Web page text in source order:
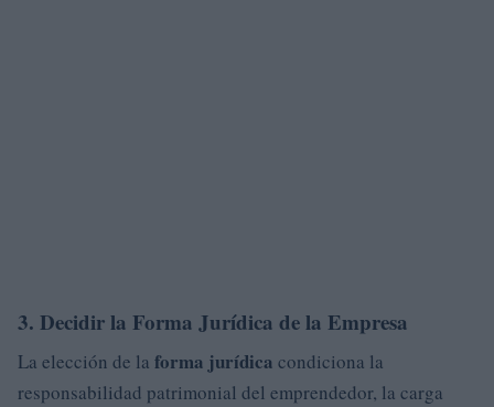
3. Decidir la Forma Jurídica de la Empresa
La elección de la forma jurídica condiciona la
responsabilidad patrimonial del emprendedor, la carga